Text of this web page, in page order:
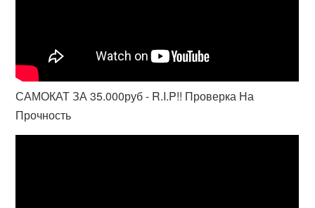
САМОКАТ ЗА 35.000руб - R.I.P!! Проверка На
Прочность